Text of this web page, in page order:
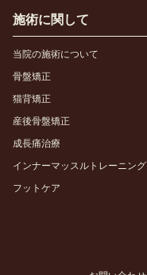
施術に関して
当院の施術について
骨盤矯正
猫背矯正
産後骨盤矯正
成長痛治療
インナーマッスルトレーニング
フットケア